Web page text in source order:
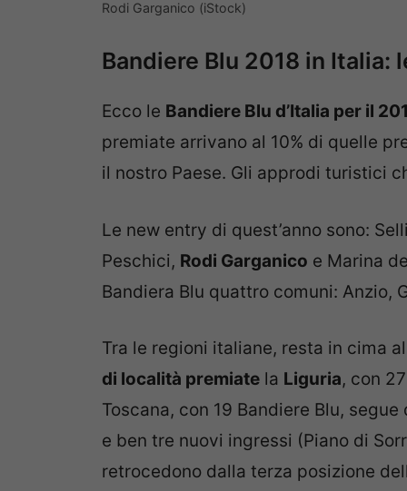
Rodi Garganico (iStock)
Bandiere Blu 2018 in Italia:
Ecco le Bandiere Blu d’Italia per il
premiate arrivano al 10% di quelle
il nostro Paese. Gli approdi turistici
Le new entry di quest’anno sono:
Peschici, Rodi Garganico e Marina
Bandiera Blu quattro comuni: Anzio,
Tra le regioni italiane, resta in cima
di località premiate la Liguria, con
Toscana, con 19 Bandiere Blu, segue
e ben tre nuovi ingressi (Piano di
retrocedono dalla terza posizione